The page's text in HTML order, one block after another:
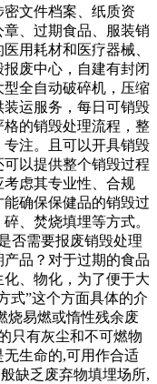
文件档案、纸质资
、过期食品、服装销
用耗材和医疗器械、
废中心，自建有封闭
全自动破碎机，压缩
运服务，每日可销毁
的销毁处理流程，整
注。且可以开具销毁
以提供整个销毁过程
虑其专业性、合规
确保保健品的销毁过
、焚烧填埋等方式。
否需要报废销毁处理
品？对于过期的食品
、物化，为了便于大
式”这个方面具体的介
烧易燃或惰性残余废
只有灰尘和不可燃物
生命的,可用作合适
缺乏废弃物填埋场所,